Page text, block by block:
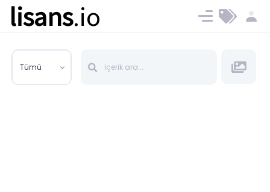
lisans.io Ücret ve Planlar
Tümü